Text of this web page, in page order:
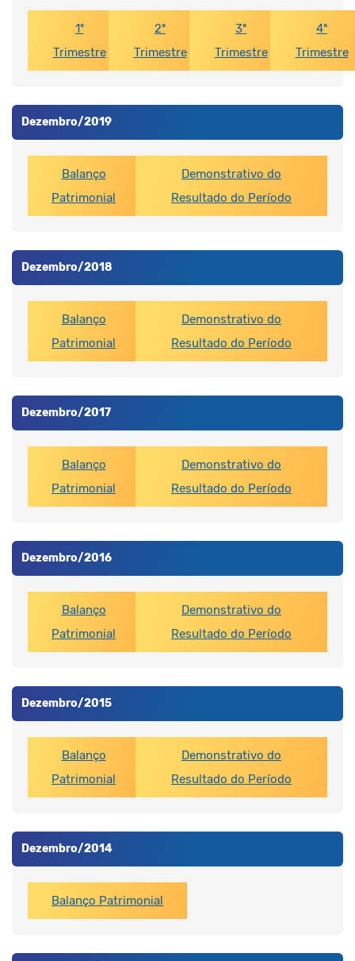
1º
Trimestre
2º
Trimestre
3º
Trimestre
4º
Trimestre
Dezembro/2019
Balanço
Patrimonial
Demonstrativo do
Resultado do Período
Dezembro/2018
Balanço
Patrimonial
Demonstrativo do
Resultado do Período
Dezembro/2017
Balanço
Patrimonial
Demonstrativo do
Resultado do Período
Dezembro/2016
Balanço
Patrimonial
Demonstrativo do
Resultado do Período
Dezembro/2015
Balanço
Patrimonial
Demonstrativo do
Resultado do Período
Dezembro/2014
Balanço Patrimonial